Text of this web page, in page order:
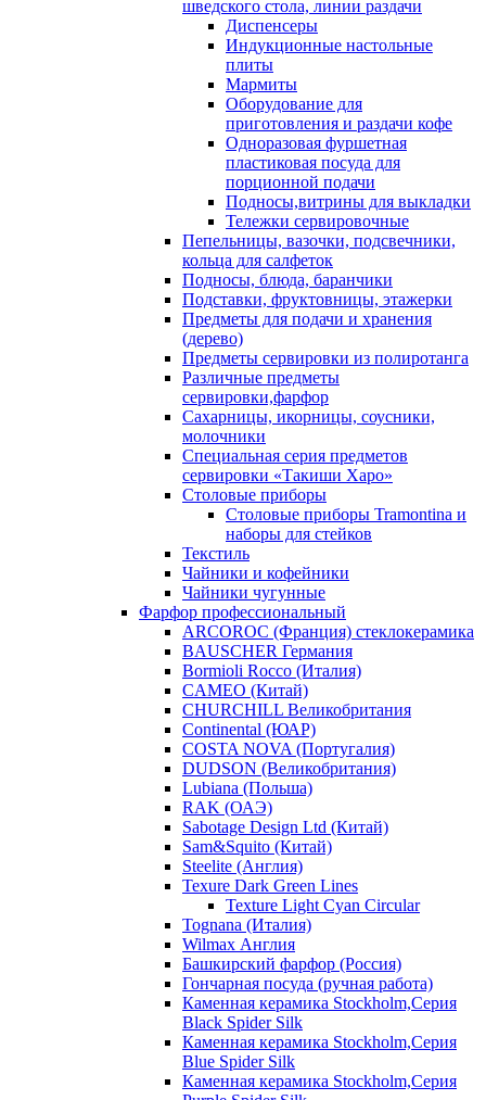
шведского стола, линии раздачи
Диспенсеры
Индукционные настольные
плиты
Мармиты
Оборудование для
приготовления и раздачи кофе
Одноразовая фуршетная
пластиковая посуда для
порционной подачи
Подносы,витрины для выкладки
Тележки сервировочные
Пепельницы, вазочки, подсвечники,
кольца для салфеток
Подносы, блюда, баранчики
Подставки, фруктовницы, этажерки
Предметы для подачи и хранения
(дерево)
Предметы сервировки из полиротанга
Различные предметы
сервировки,фарфор
Сахарницы, икорницы, соусники,
молочники
Специальная серия предметов
сервировки «Такиши Харо»
Столовые приборы
Столовые приборы Trаmоntina и
наборы для стейков
Текстиль
Чайники и кофейники
Чайники чугунные
Фарфор профессиональный
ARCOROC (Франция) стеклокерамика
BAUSCHER Германия
Bormioli Rocco (Италия)
CAMEO (Китай)
CHURCHILL Великобритания
Continental (ЮАР)
COSTA NOVA (Португалия)
DUDSON (Великобритания)
Lubiana (Польша)
RAK (ОАЭ)
Sabotage Design Ltd (Китай)
Sam&Squito (Китай)
Steelite (Англия)
Texure Dark Green Lines
Texture Light Cyan Circular
Tognana (Италия)
Wilmax Англия
Башкирский фарфор (Россия)
Гончарная посуда (ручная работа)
Каменная керамика Stockholm,Серия
Black Spider Silk
Каменная керамика Stockholm,Серия
Blue Spider Silk
Каменная керамика Stockholm,Серия